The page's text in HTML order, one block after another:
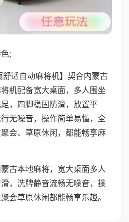
;
舒适自动麻将机】契合内蒙古
机配备宽大桌面，多人围坐
，四脚稳固防滑，放置平
无噪音，操作简单易懂，全
会、草原休闲，都能畅享麻
古本地麻将，宽大桌面多人
，洗牌静音流畅无噪音，操
会草原休闲都能畅享乐趣。